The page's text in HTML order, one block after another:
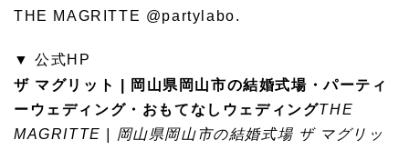
THE MAGRITTE @partylabo.
▼ 公式HP
ザ マグリット | 岡山県岡山市の結婚式場・パーティ
ーウェディング・おもてなしウェディングTHE
MAGRITTE | 岡山県岡山市の結婚式場 ザ マグリッ